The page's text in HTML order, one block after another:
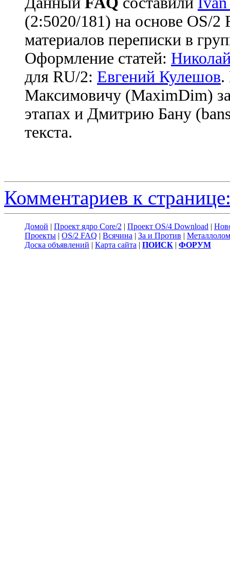
(2:5020/181) на основе OS/
материалов переписки в
Оформление статей:
для RU/2: Евгений Кулешов.
Максимовичу (MaximDim)
этапах и Дмитрию Бану
текста.
Комментариев к
Домой | Проект ядро Core/2 | Проект OS/4 Download |
Проекты | OS/2 FAQ | Всячина | За и Против | Металлолом
Доска объявлений | Карта сайта | ПОИСК | ФОРУМ